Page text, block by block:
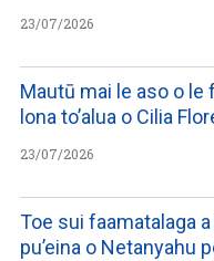
23/07/2026
Mautū mai le aso o le
lona to’alua o Cilia
23/07/2026
Toe sui faamatalaga
pu’eina o Netanyahu